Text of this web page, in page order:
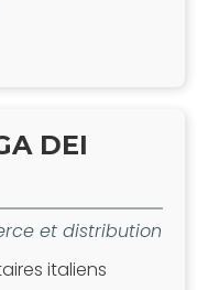
DEI
et distribution
italiens